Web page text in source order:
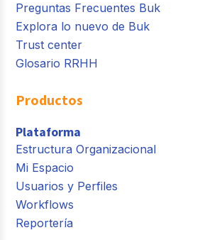
Preguntas Frecuentes Buk
Explora lo nuevo de Buk
Trust center
Glosario RRHH
Productos
Plataforma
Estructura Organizacional
Mi Espacio
Usuarios y Perfiles
Workflows
Reportería